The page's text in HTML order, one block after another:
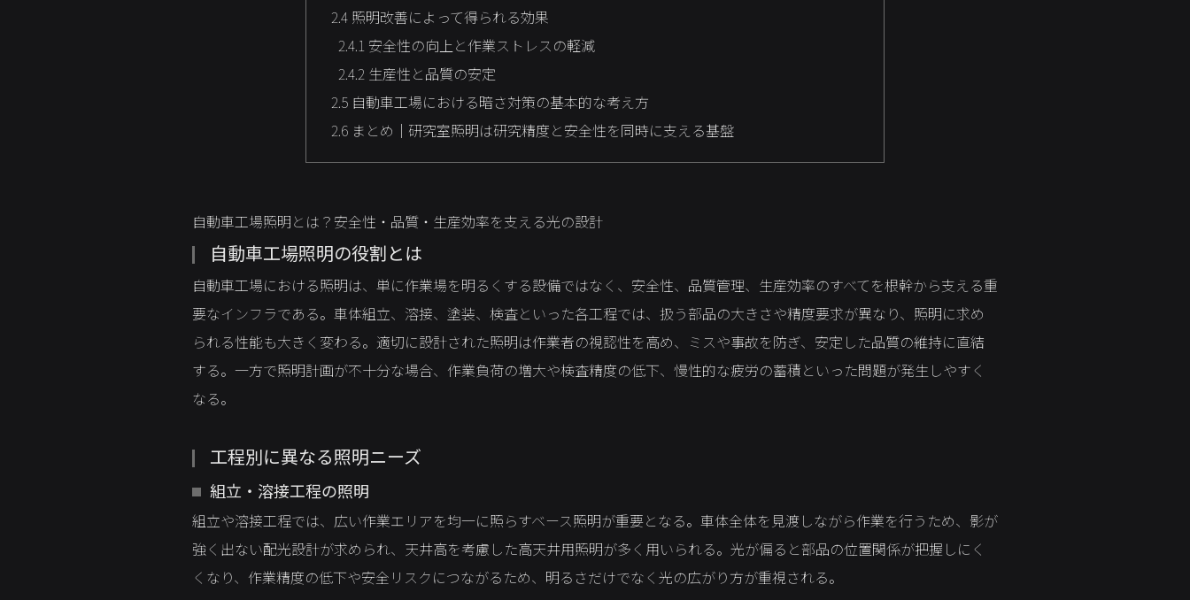
2.4 照明改善によって得られる効果
2.4.1 安全性の向上と作業ストレスの軽減
2.4.2 生産性と品質の安定
2.5 自動車工場における暗さ対策の基本的な考え方
2.6 まとめ｜研究室照明は研究精度と安全性を同時に支える基盤
自動車工場照明とは？安全性・品質・生産効率を支える光の設計
自動車工場照明の役割とは
自動車工場における照明は、単に作業場を明るくする設備ではなく、安全性、品質管理、生産効率のすべてを根幹から支える重
要なインフラである。車体組立、溶接、塗装、検査といった各工程では、扱う部品の大きさや精度要求が異なり、照明に求め
られる性能も大きく変わる。適切に設計された照明は作業者の視認性を高め、ミスや事故を防ぎ、安定した品質の維持に直結
する。一方で照明計画が不十分な場合、作業負荷の増大や検査精度の低下、慢性的な疲労の蓄積といった問題が発生しやすく
なる。
工程別に異なる照明ニーズ
組立・溶接工程の照明
組立や溶接工程では、広い作業エリアを均一に照らすベース照明が重要となる。車体全体を見渡しながら作業を行うため、影が
強く出ない配光設計が求められ、天井高を考慮した高天井用照明が多く用いられる。光が偏ると部品の位置関係が把握しにく
くなり、作業精度の低下や安全リスクにつながるため、明るさだけでなく光の広がり方が重視される。